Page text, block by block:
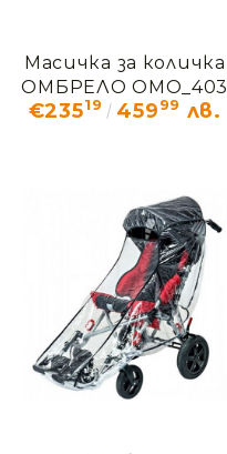
Масичка за количка
ОМБРЕЛО OMO_403
€23519 45999 лв.